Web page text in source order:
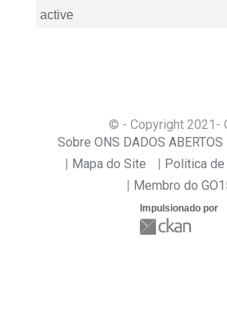
active
© - Copyright 2021 -
Sobre ONS DADOS ABERTOS
Mapa do Site
Politica
Membro do
Impulsionado por